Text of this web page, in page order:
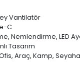
Vantilatör
C
Nemlendirme, LED
Tasarım
Ofis, Araç, Kamp,